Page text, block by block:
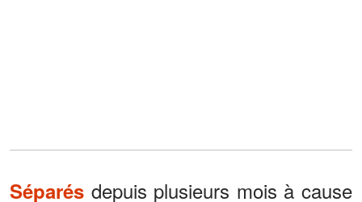
Séparés depuis plusieurs mois à cause